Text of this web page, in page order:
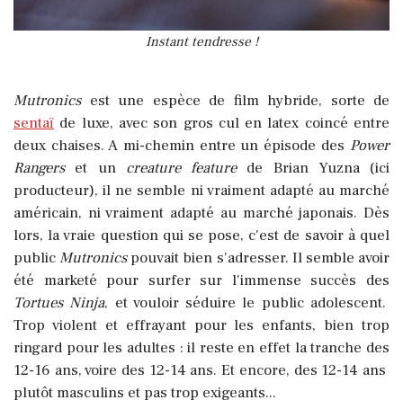
Instant tendresse !
Mutronicsest une espèce de film hybride, sorte de
sentaï de luxe, avec son gros cul en latex coincé entre
deux chaises. A mi-chemin entre un épisode des Power
Rangerset un creature featurede Brian Yuzna (ici
producteur), il ne semble ni vraiment adapté au marché
américain, ni vraiment adapté au marché japonais. Dès
lors, la vraie question qui se pose, c'est de savoir à quel
publicMutronicspouvait bien s'adresser. Il semble avoir
été marketé pour surfer sur l'immense succès des
Tortues Ninja, et vouloir séduire le public adolescent.
Trop violent et effrayant pour les enfants, bien trop
ringard pour les adultes : il reste en effet la tranche des
12-16 ans, voire des 12-14 ans. Et encore, des 12-14 ans
plutôt masculins et pas trop exigeants...